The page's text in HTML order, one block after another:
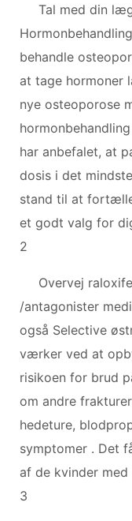
Tal med din
behandle
at tage hormoner
​​nye osteoporose
har anbefalet, at
dosis i det
stand til at
et godt valg for
2
Overvej
/antagonister
også Selective
værker ved at
risikoen for brud
om andre
hedeture,
symptomer . Det
af de kvinder
3